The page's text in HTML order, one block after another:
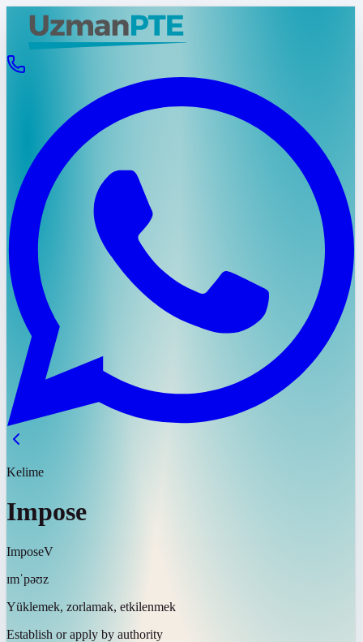
Kelime
Impose
ImposeV
ɪmˈpəʊz
Yüklemek, zorlamak, etkilenmek
Establish or apply by authority